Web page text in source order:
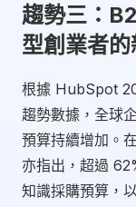
趨勢三：
型創業者
根據 HubSpot
趨勢數據，全球
預算持續增加。
亦指出，超過
知識採購預算，